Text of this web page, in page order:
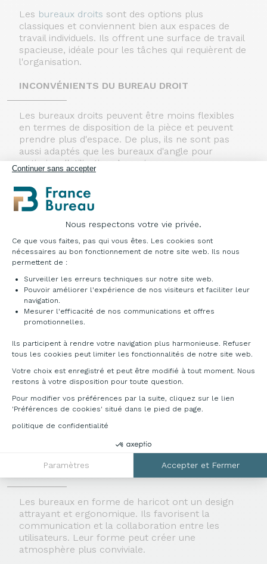
Continuer sans accepter
Nous respectons votre vie privée.
Plateforme de Gestion du Consentement :
Ce que vous faites, pas qui vous êtes. Les cookies sont
nécessaires au bon fonctionnement de notre site web. Ils nous
permettent de :
Surveiller les erreurs techniques sur notre site web.
Pouvoir améliorer l'expérience de nos visiteurs et faciliter leur
navigation.
Mesurer l'efficacité de nos communications et offres
promotionnelles.
Ils participent à rendre votre navigation plus harmonieuse. Refuser
tous les cookies peut limiter les fonctionnalités de notre site web.
Votre choix est enregistré et peut être modifié à tout moment. Nous
restons à votre disposition pour toute question.
Pour modifier vos préférences par la suite, cliquez sur le lien
'Préférences de cookies' situé dans le pied de page.
politique de confidentialité
Paramètres Accepter et Fermer
Axeptio consent
Les bureaux droits sont des options plus
classiques et conviennent bien aux espaces de
travail individuels. Ils offrent une surface de travail
spacieuse, idéale pour les tâches qui requièrent de
l'organisation.
INCONVÉNIENTS DU BUREAU DROIT
Les bureaux droits peuvent être moins flexibles
en termes de disposition de la pièce et peuvent
prendre plus d'espace. De plus, ils ne sont pas
aussi adaptés que les bureaux d'angle pour
optimiser l'utilisation des coins.
BUREAU HARICOT, DE FORME ARRONDIE
AVANTAGES DU BUREAU HARICOT
Les bureaux en forme de haricot ont un design
attrayant et ergonomique. Ils favorisent la
communication et la collaboration entre les
utilisateurs. Leur forme peut créer une
atmosphère plus conviviale.